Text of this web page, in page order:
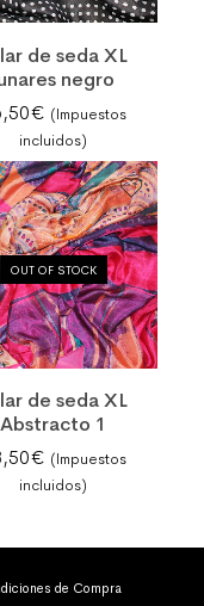
de seda XL
negro
€ (Impuestos
incluidos)
OUT OF STOCK
de seda XL
Abstracto 1
€ (Impuestos
incluidos)
de Compra